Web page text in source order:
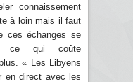
connaissement
à loin mais il faut
ces échanges se
ce qui coûte
« Les Libyens
en direct avec les